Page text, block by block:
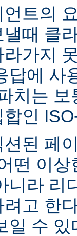
트의
때 클
가지
답에 사
치는
인
된 페
떤 이
니라 리
고 한
일 수 있